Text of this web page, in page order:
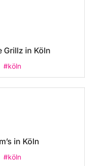
Grillz in Köln
#köln
in Köln
#köln